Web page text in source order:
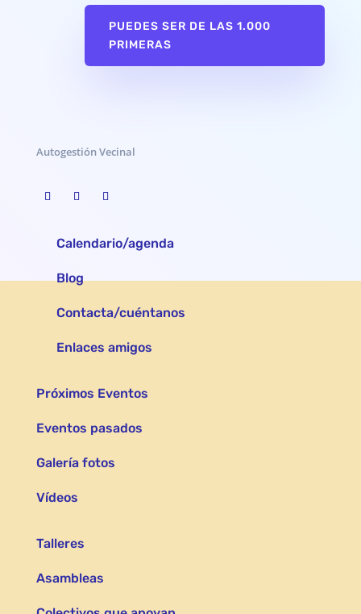
PUEDES SER DE LAS 1.000
PRIMERAS
Autogestión Vecinal
Calendario/agenda
Blog
Contacta/cuéntanos
Enlaces amigos
Próximos Eventos
Eventos pasados
Galería fotos
Vídeos
Talleres
Asambleas